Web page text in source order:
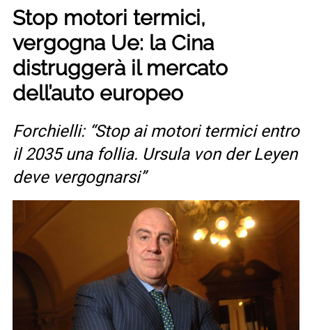
Stop motori termici,
vergogna Ue: la Cina
distruggerà il mercato
dell’auto europeo
Forchielli: “Stop ai motori termici entro
il 2035 una follia. Ursula von der Leyen
deve vergognarsi”